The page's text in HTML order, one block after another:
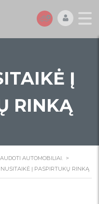
Į
RINKĄ
AUTOMOBILIAI. >
NUSITAIKĖ Į PASPIRTUKŲ RINKĄ